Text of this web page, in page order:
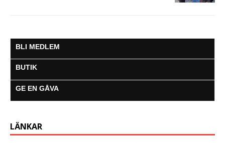
BLI MEDLEM
BUTIK
GE EN GÅVA
LÄNKAR